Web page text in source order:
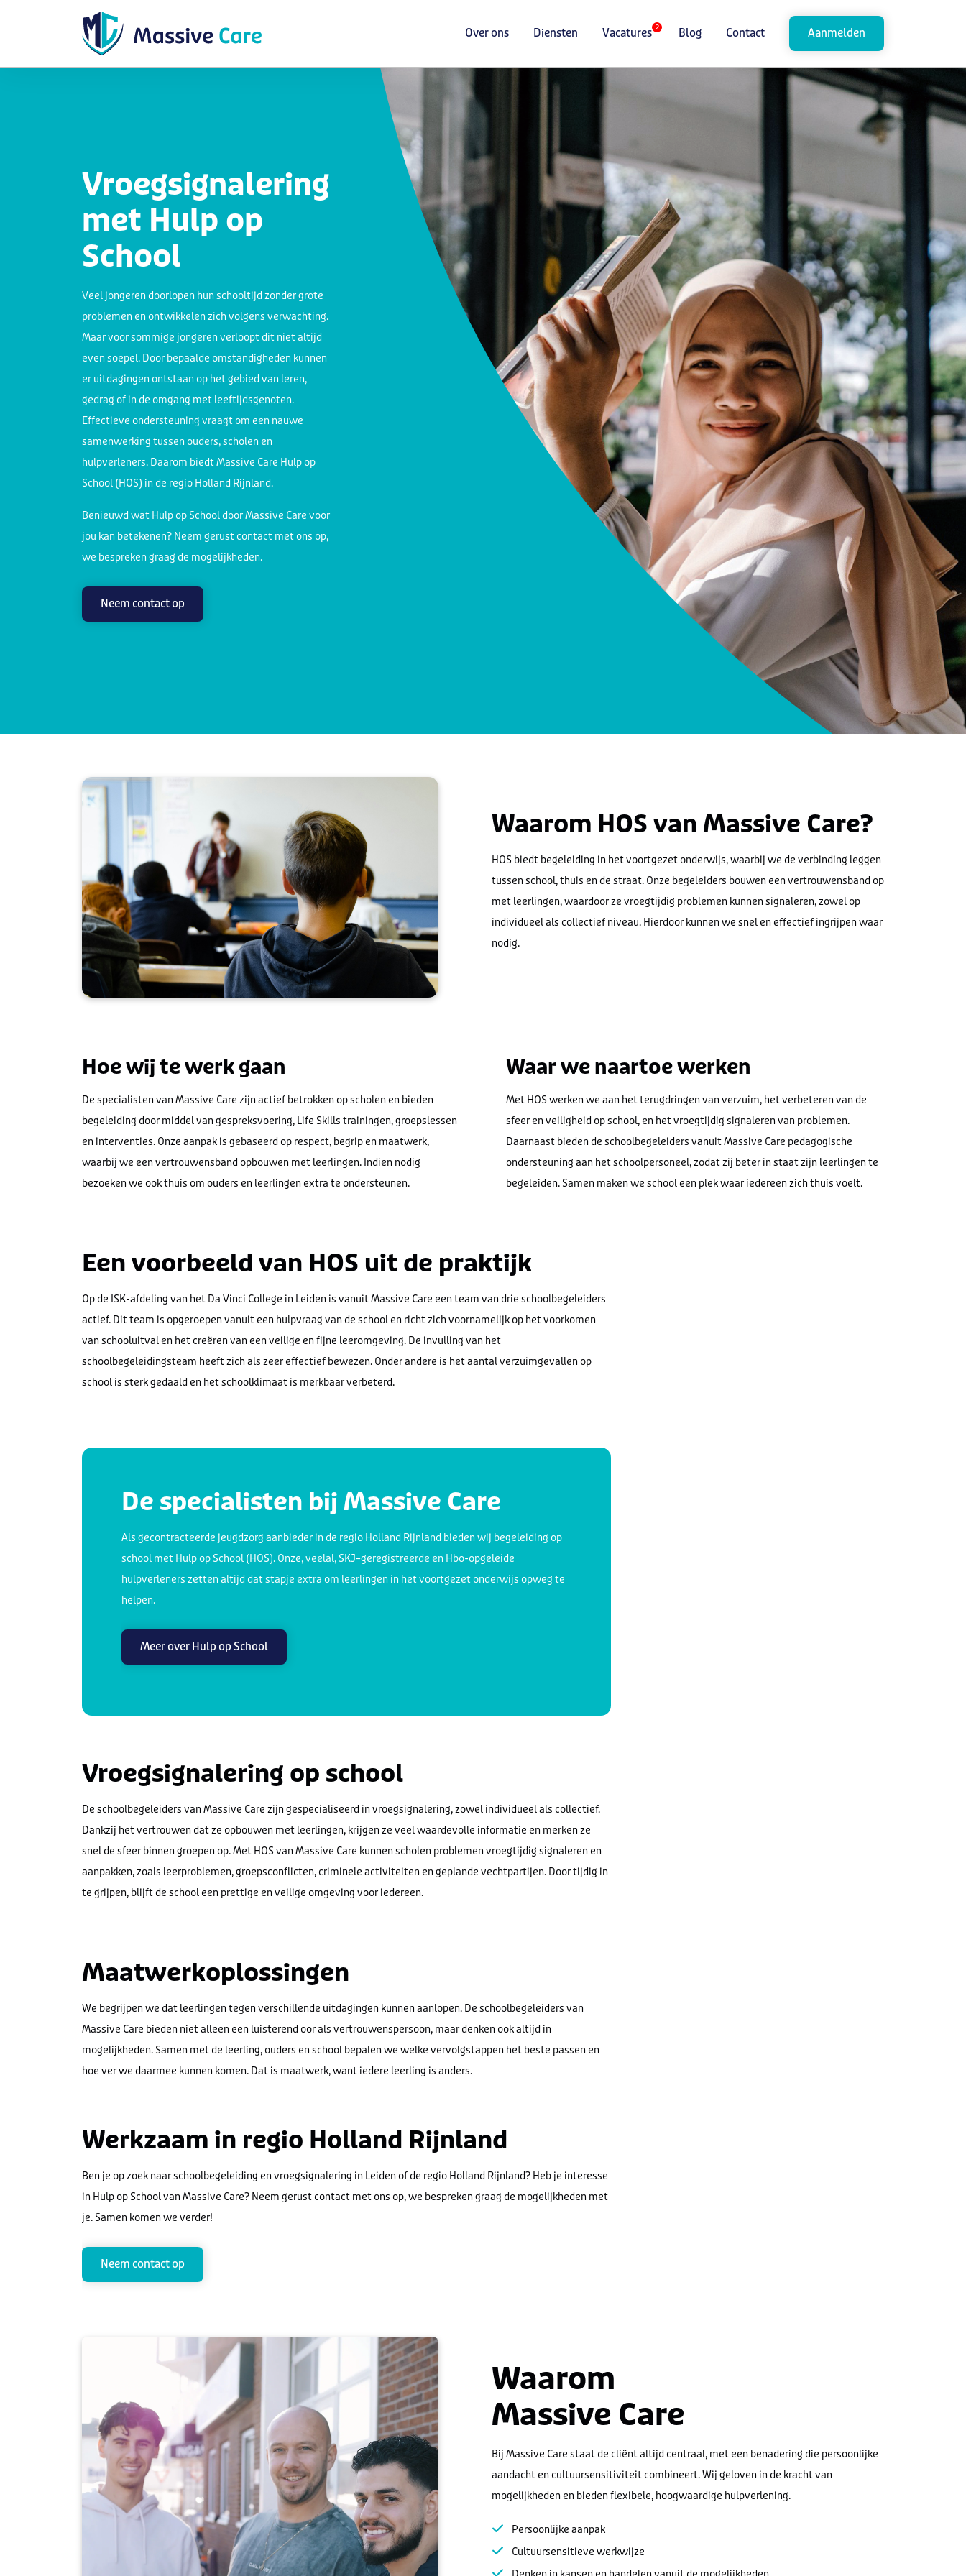
Over ons Diensten Vacatures 2 Blog Contact Aanmelden
Vroegsignalering
met Hulp op
School
Veel jongeren doorlopen hun schooltijd zonder grote
problemen en ontwikkelen zich volgens verwachting.
Maar voor sommige jongeren verloopt dit niet altijd
even soepel. Door bepaalde omstandigheden kunnen
er uitdagingen ontstaan op het gebied van leren,
gedrag of in de omgang met leeftijdsgenoten.
Effectieve ondersteuning vraagt om een nauwe
samenwerking tussen ouders, scholen en
hulpverleners. Daarom biedt Massive Care Hulp op
School (HOS) in de regio Holland Rijnland.
Benieuwd wat Hulp op School door Massive Care voor
jou kan betekenen? Neem gerust contact met ons op,
we bespreken graag de mogelijkheden.
Neem contact op
Waarom HOS van Massive Care?
HOS biedt begeleiding in het voortgezet onderwijs, waarbij we de verbinding leggen
tussen school, thuis en de straat. Onze begeleiders bouwen een vertrouwensband op
met leerlingen, waardoor ze vroegtijdig problemen kunnen signaleren, zowel op
individueel als collectief niveau. Hierdoor kunnen we snel en effectief ingrijpen waar
nodig.
Hoe wij te werk gaan
De specialisten van Massive Care zijn actief betrokken opscholen en bieden
begeleiding door middel van gespreksvoering, Life Skills trainingen, groepslessen
en interventies. Onze aanpak is gebaseerd op respect, begrip en maatwerk,
waarbij we een vertrouwensband opbouwen met leerlingen. Indien nodig
bezoeken we ook thuis om ouders en leerlingen extra te ondersteunen.
Waar we naartoe werken
Met HOS werken we aan het terugdringen van verzuim, het verbeteren van de
sfeer en veiligheid op school, en het vroegtijdig signaleren van problemen.
Daarnaast bieden de schoolbegeleiders vanuit Massive Care pedagogische
ondersteuning aan het schoolpersoneel, zodat zij beter in staat zijn leerlingen te
begeleiden. Samen maken we school een plek waar iedereen zich thuis voelt.
Een voorbeeld van HOS uit de praktijk
Op de ISK-afdeling van het Da Vinci College in Leiden is vanuit Massive Care een team van drie schoolbegeleiders
actief. Dit team is opgeroepen vanuit een hulpvraag van de school en richt zich voornamelijk op het voorkomen
van schooluitval en het creëren van een veilige en fijne leeromgeving. De invulling van het
schoolbegeleidingsteam heeft zich als zeer effectief bewezen. Onder andere is hetaantalverzuimgevallen op
school is sterkgedaald en het schoolklimaat is merkbaarverbeterd.
De specialisten bij Massive Care
Als gecontracteerde jeugdzorg aanbieder in de regio Holland Rijnland bieden wij begeleiding op
school met Hulp op School (HOS). Onze, veelal, SKJ–geregistreerde en Hbo-opgeleide
hulpverleners zetten altijd dat stapje extra om leerlingen in het voortgezet onderwijs opweg te
helpen.
Meer over Hulp op School
Vroegsignalering op school
De schoolbegeleiders van Massive Care zijn gespecialiseerd in vroegsignalering, zowel individueel als collectief.
Dankzij het vertrouwen dat ze opbouwen met leerlingen, krijgen ze veel waardevolle informatie en merken ze
snel de sfeer binnen groepen op. Met HOS van Massive Care kunnen scholen problemen vroegtijdig signaleren en
aanpakken, zoals leerproblemen, groepsconflicten, criminele activiteiten en geplande vechtpartijen. Door tijdig in
te grijpen, blijft de school een prettige en veilige omgeving voor iedereen.
Maatwerkoplossingen
We begrijpen we dat leerlingen tegen verschillende uitdagingen kunnen aanlopen. De schoolbegeleiders van
Massive Care bieden niet alleen een luisterend oor als vertrouwenspersoon, maar denken ook altijd in
mogelijkheden. Samen met de leerling, ouders en school bepalen we welke vervolgstappen het beste passen en
hoe ver we daarmee kunnen komen. Dat is maatwerk, want iedere leerling is anders.
Werkzaam in regio Holland Rijnland
Ben je op zoek naar schoolbegeleiding en vroegsignalering in Leiden of de regio Holland Rijnland? Heb je interesse
in Hulp op School van Massive Care? Neem gerust contact met ons op, we bespreken graag de mogelijkheden met
je. Samen komen we verder!
Neem contact op
Waarom
Massive Care
Bij Massive Care staat de cliënt altijd centraal, met een benadering die persoonlijke
aandacht en cultuursensitiviteit combineert. Wij geloven in de kracht van
mogelijkheden en bieden flexibele, hoogwaardige hulpverlening.
Persoonlijke aanpak
Cultuursensitieve werkwijze